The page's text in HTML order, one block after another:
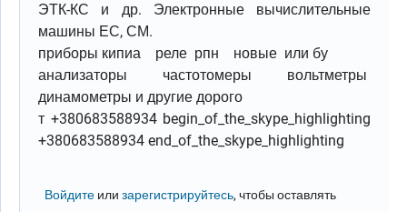
ЭТК-КС и др. Электронные вычислительные
машины ЕС, СМ.
приборы кипиа реле рпн новые или бу
анализаторы частотомеры вольтметры
динамометры и другие дорого
т +380683588934 begin_of_the_skype_highlighting
+380683588934 end_of_the_skype_highlighting
Войдите илизарегистрируйтесь, чтобы оставлять